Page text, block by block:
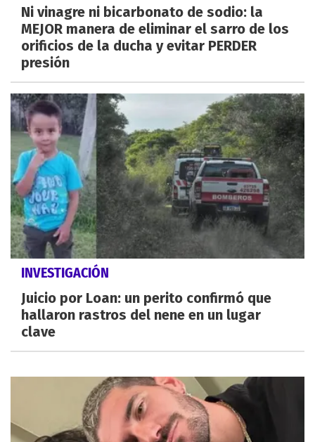
Ni vinagre ni bicarbonato de sodio: la
MEJOR manera de eliminar el sarro de los
orificios de la ducha y evitar PERDER
presión
INVESTIGACIÓN
Juicio por Loan: un perito confirmó que
hallaron rastros del nene en un lugar
clave